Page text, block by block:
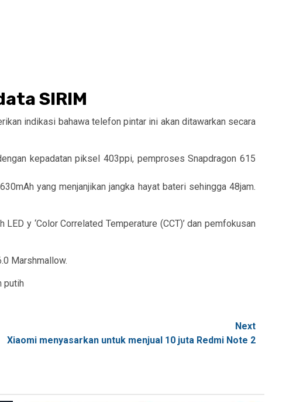
SIRIM
indikasi bahawa telefon pintar ini akan ditawarkan secara
kepadatan piksel 403ppi, pemproses Snapdragon 615
yang menjanjikan jangka hayat bateri sehingga 48jam.
y ‘Color Correlated Temperature (CCT)’ dan pemfokusan
Marshmallow.
putih
Next
Xiaomi menyasarkan untuk menjual 10 juta Redmi Note 2